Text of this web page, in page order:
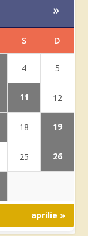
»
S D
4 5
11 12
18 19
25 26
aprilie »